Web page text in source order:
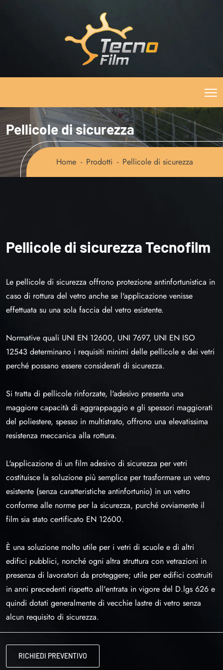
Pellicole di sicurezza
Home Prodotti Pellicole di sicurezza
Pellicole di sicurezza Tecnofilm
Le pellicole di sicurezza offrono protezione antinfortunistica in
caso di rottura del vetro anche se l'applicazione venisse
effettuata su una sola faccia del vetro esistente.
Normative quali UNI EN 12600, UNI 7697, UNI EN ISO
12543 determinano i requisiti minimi delle pellicole e dei vetri
perché possano essere considerati di sicurezza.
Si tratta di pellicole rinforzate, l'adesivo presenta una
maggiore capacità di aggrappaggio e gli spessori maggiorati
del poliestere, spesso in multistrato, offrono una elevatissima
resistenza meccanica alla rottura.
L'applicazione di un film adesivo di sicurezza per vetri
costituisce la soluzione più semplice per trasformare un vetro
esistente (senza caratteristiche antinfortunio) in un vetro
conforme alle norme per la sicurezza, purché ovviamente il
film sia stato certificato EN 12600.
È una soluzione molto utile per i vetri di scuole e di altri
edifici pubblici, nonché ogni altra struttura con vetrazioni in
presenza di lavoratori da proteggere; utile per edifici costruiti
in anni precedenti rispetto all'entrata in vigore del D.lgs 626 e
quindi dotati generalmente di vecchie lastre di vetro senza
alcun requisito di sicurezza.
RICHIEDI PREVENTIVO